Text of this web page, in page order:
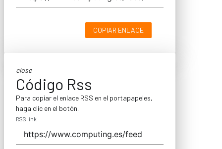
COPIAR ENLACE
close
Código Rss
Para copiar el enlace RSS en el portapapeles,
haga clic en el botón.
RSS link